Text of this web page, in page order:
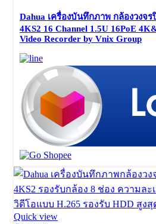
Dahua เครื่องบันทึกภาพ กล้องวงจร
4KS2 16 Channel 1.5U 16PoE
Video Recorder by Vnix Group
Quick view